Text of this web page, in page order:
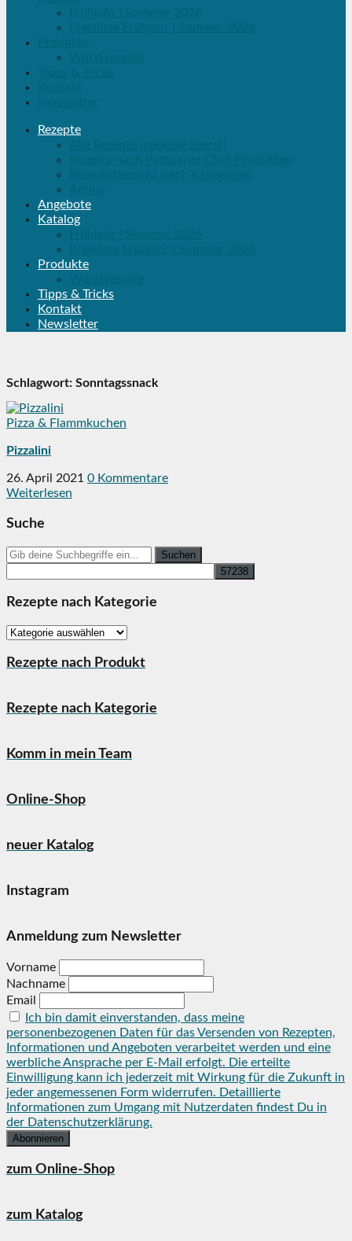
Rezepte
Angebote
Katalog
Produkte
Tipps & Tricks
Kontakt
Newsletter
Schlagwort: Sonntagssnack
Pizza & Flammkuchen
Pizzalini
26. April 2021 0 Kommentare
Weiterlesen
Suche
Search
for:
Rezepte nach Kategorie
Rezepte
Kategorie
Rezepte nach Produkt
Rezepte nach Kategorie
Komm in mein Team
Online-Shop
neuer Katalog
Instagram
Anmeldung zum Newsletter
Vorname
Nachname
Email
Ich bin damit einverstanden, dass meine
personenbezogenen Daten für das Versenden von Rezepten,
Informationen und Angeboten verarbeitet werden und eine
werbliche Ansprache per E-Mail erfolgt. Die erteilte
Einwilligung kann ich jederzeit mit Wirkung für die Zukunft in
jeder angemessenen Form widerrufen. Detaillierte
Informationen zum Umgang mit Nutzerdaten findest Du in
der Datenschutzerklärung.
zum Online-Shop
zum Katalog